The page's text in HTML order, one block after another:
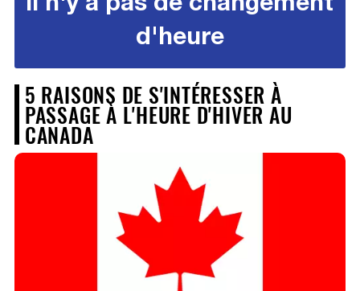
d'heure
5 RAISONS DE S'INTÉRESSER À
PASSAGE À L'HEURE D'HIVER AU
CANADA